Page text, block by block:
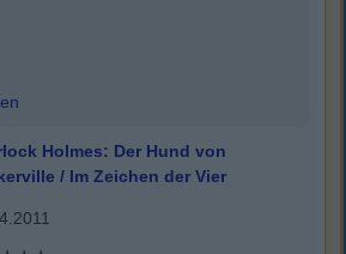
Holmes: Der Hund von
/ Im Zeichen der Vier